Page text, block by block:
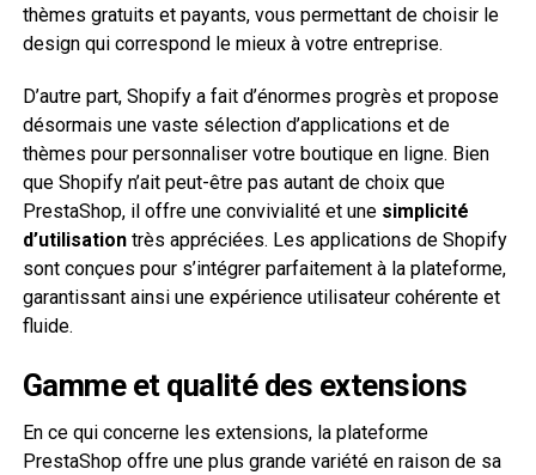
thèmes gratuits et payants, vous permettant de choisir le
design qui correspond le mieux à votre entreprise.
D’autre part, Shopify a fait d’énormes progrès et propose
désormais une vaste sélection d’applications et de
thèmes pour personnaliser votre boutique en ligne. Bien
que Shopify n’ait peut-être pas autant de choix que
PrestaShop, il offre une convivialité et une simplicité
d’utilisationtrès appréciées. Les applications de Shopify
sont conçues pour s’intégrer parfaitement à la plateforme,
garantissant ainsi une expérience utilisateur cohérente et
fluide.
Gamme et qualité des extensions
En ce qui concerne les extensions, la plateforme
PrestaShop offre une plus grande variété en raison de sa